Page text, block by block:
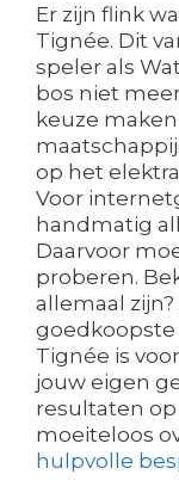
Er zijn flink
Tignée. Dit
speler als
bos niet
keuze
op het
Voor
handmatig
Daarvoor
proberen.
allemaal
goedkoopste
Tignée is
jouw eigen
resultaten
moeiteloos
hulpvolle